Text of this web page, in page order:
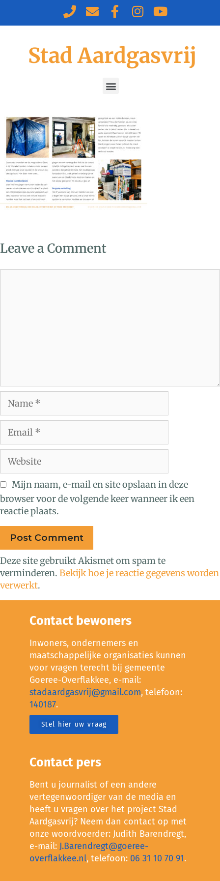
Stad Aardgasvrij
Leave a Comment
Mijn naam, e-mail en site opslaan in deze
browser voor de volgende keer wanneer ik een
reactie plaats.
Deze site gebruikt Akismet om spam te
verminderen. Bekijk hoe je reactie gegevens worden
verwerkt.
Contact bewoners
Inwoners, ondernemers en
maatschappelijke organisaties kunnen
voor vragen terecht bij gemeente
Goeree-Overflakkee, e-mail:
stadaardgasvrij@gmail.com, telefoon:
140187.
Stel hier uw vraag
Contact pers
Bent u journalist of een andere
vertegenwoordiger van de media en
heeft u vragen over het project Stad
Aardgasvrij? Neem dan contact op met
onze woordvoerder: Judith Barendregt,
e-mail: J.Barendregt@goeree-
overflakkee.nl, telefoon: 06 31 10 70 91.